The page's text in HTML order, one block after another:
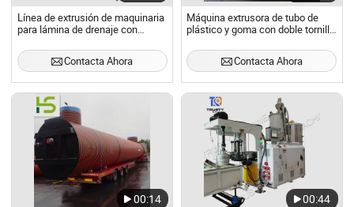
Línea de extrusión de maquinaria
para lámina de drenaje con
geotextil
Contacta Ahora
Máquina extrusora de tubo de
plástico y goma con doble tornillo
neumáticos en China
Contacta Ahora
00:14 00:44